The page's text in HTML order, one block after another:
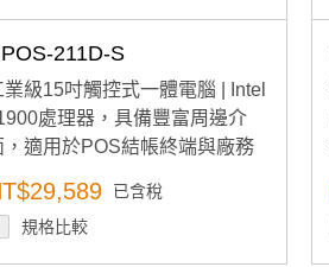
211D-S
業級15吋觸控式一體電腦 | Intel
處理器，具備豐富周邊介
，適用於POS結帳終端與廠務
已含稅
規格比較